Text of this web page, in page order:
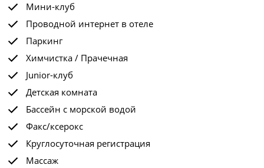
Мини-клуб
Проводной интернет в отеле
Паркинг
Химчистка / Прачечная
Junior-клуб
Детская комната
Бассейн с морской водой
Факс/ксерокс
Круглосуточная регистрация
Массаж